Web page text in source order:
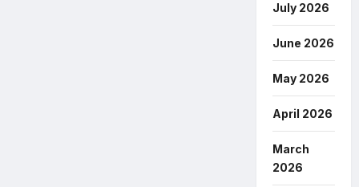
July 2026
June 2026
May 2026
April 2026
March
2026